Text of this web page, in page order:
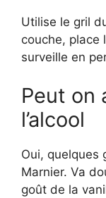
Utilise le gril
couche, place
surveille en
Peut on
l’alcool
Oui, quelques
Marnier. Va
goût de la